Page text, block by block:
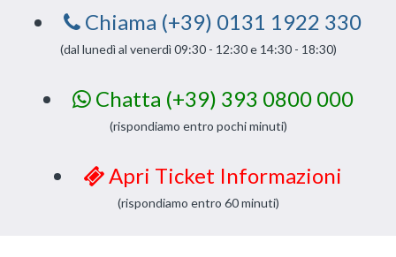
Chiama (+39) 0131 1922 330
(dal lunedì al venerdì 09:30 - 12:30 e 14:30 - 18:30)
Chatta (+39) 393 0800 000
(rispondiamo entro pochi minuti)
Apri Ticket Informazioni
(rispondiamo entro 60 minuti)